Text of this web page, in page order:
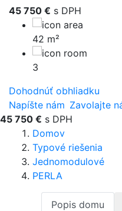
45 750 € s DPH
42 m²
3
Dohodnúť obhliadku
Napíšte nám Zavolajte
45 750 € s DPH
Domov
Typové riešenia
Jednomodulové
PERLA
Popis domu